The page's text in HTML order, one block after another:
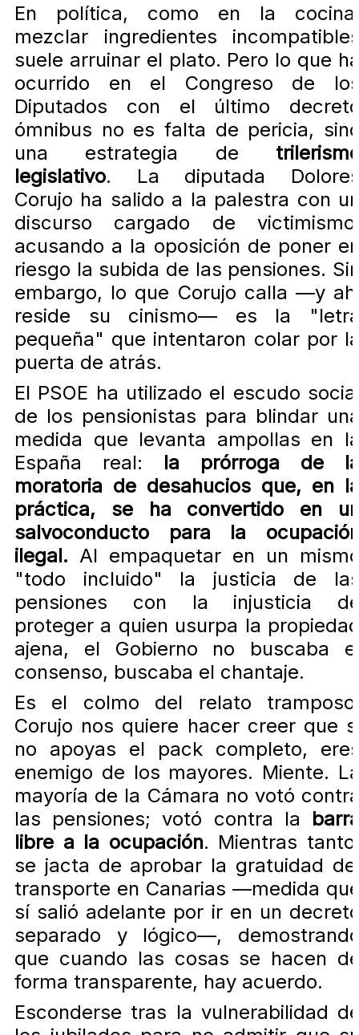
En política, como en la
mezclar ingredientes
suele arruinar el plato. Pero lo que
ocurrido en el Congreso de
Diputados con el último
ómnibus no es falta de pericia,
una estrategia de
legislativo. La diputada
Corujo ha salido a la palestra con
discurso cargado de
acusando a la oposición de poner
riesgo la subida de las pensiones.
embargo, lo que Corujo calla —y
reside su cinismo— es la
pequeña" que intentaron colar por
puerta de atrás.
El PSOE ha utilizado el escudo
de los pensionistas para blindar
medida que levanta ampollas en
España real: la prórroga de
moratoria de desahucios que, en
práctica, se ha convertido en
salvoconducto para la
ilegal. Al empaquetar en un
"todo incluido" la justicia de
pensiones con la injusticia
proteger a quien usurpa la
ajena, el Gobierno no buscaba
consenso, buscaba el chantaje.
Es el colmo del relato
Corujo nos quiere hacer creer que
no apoyas el pack completo,
enemigo de los mayores. Miente.
mayoría de la Cámara no votó
las pensiones; votó contra la
libre a la ocupación. Mientras
se jacta de aprobar la gratuidad
transporte en Canarias —medida
sí salió adelante por ir en un
separado y lógico—,
que cuando las cosas se hacen
forma transparente, hay acuerdo.
Esconderse tras la vulnerabilidad